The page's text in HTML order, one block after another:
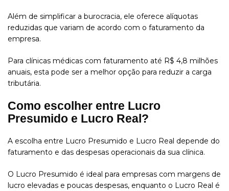
Além de simplificar a burocracia, ele oferece alíquotas
reduzidas que variam de acordo com o faturamento da
empresa.
Para clínicas médicas com faturamento até R$ 4,8 milhões
anuais, esta pode ser a melhor opção para reduzir a carga
tributária.
Como escolher entre Lucro
Presumido e Lucro Real?
A escolha entre Lucro Presumido e Lucro Real depende do
faturamento e das despesas operacionais da sua clínica.
O Lucro Presumido é ideal para empresas com margens de
lucro elevadas e poucas despesas, enquanto o Lucro Real é